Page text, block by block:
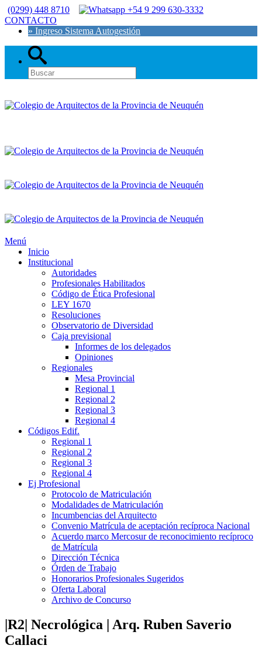
(0299) 448 8710
+54 9 299 630-3332
CONTACTO
» Ingreso Sistema Autogestión
Menú
Inicio
Institucional
Autoridades
Profesionales Habilitados
Código de Ética Profesional
LEY 1670
Resoluciones
Observatorio de Diversidad
Caja previsional
Informes de los delegados
Opiniones
Regionales
Mesa Provincial
Regional 1
Regional 2
Regional 3
Regional 4
Códigos Edif.
Regional 1
Regional 2
Regional 3
Regional 4
Ej Profesional
Protocolo de Matriculación
Modalidades de Matriculación
Incumbencias del Arquitecto
Convenio Matrícula de aceptación recíproca Nacional
Acuerdo marco Mercosur de reconocimiento recíproco
de Matrícula
Dirección Técnica
Órden de Trabajo
Honorarios Profesionales Sugeridos
Oferta Laboral
Archivo de Concurso
|R2| Necrológica | Arq. Ruben Saverio
Callaci